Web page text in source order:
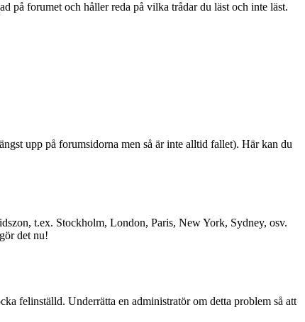
på forumet och håller reda på vilka trådar du läst och inte läst.
upp på forumsidorna men så är inte alltid fallet). Här kan du
t.ex. Stockholm, London, Paris, New York, Sydney, osv.
det nu!
felinställd. Underrätta en administratör om detta problem så att